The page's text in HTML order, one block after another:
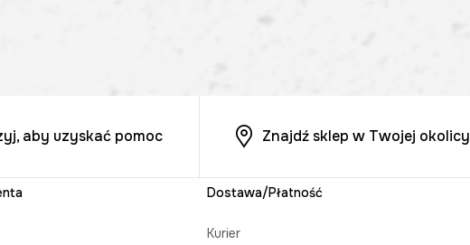
aby uzyskać pomoc Znajdź sklep w Twojej okolicy
Dostawa/Płatność
Kurier